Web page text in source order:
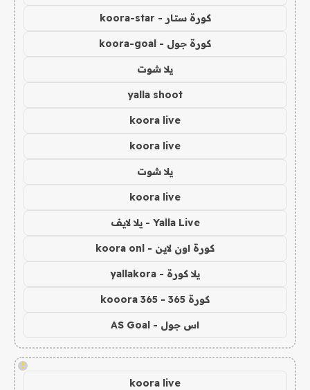
كورة ستار - koora-star
كورة جول - koora-goal
يلا شوت
yalla shoot
koora live
koora live
يلا شوت
koora live
Yalla Live - يلا لايف
كورة اون لاين - koora onl
يلا كورة - yallakora
كورة 365 - kooora 365
اس جول - AS Goal
!
koora live